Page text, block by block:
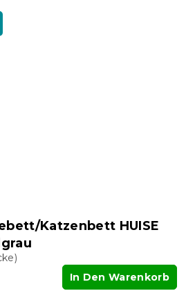
Katzenbett HUISE
In Den Warenkorb